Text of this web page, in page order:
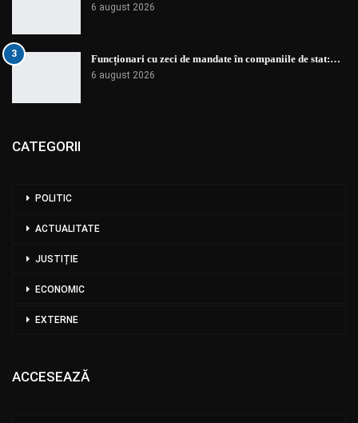
6 august 2026
3 Funcționari cu zeci de mandate în companiile de stat:…
6 august 2026
CATEGORII
POLITIC
ACTUALITATE
JUSTIȚIE
ECONOMIC
EXTERNE
ACCESEAZĂ